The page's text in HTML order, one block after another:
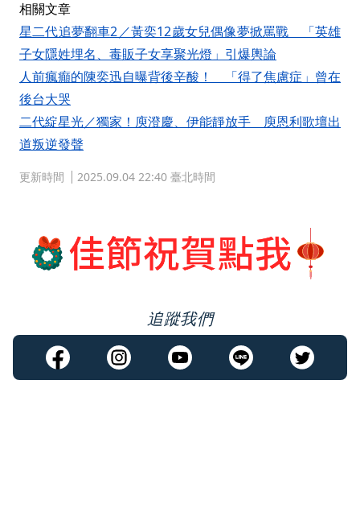
相關文章
星二代追夢翻車2／黃奕12歲女兒偶像夢掀罵戰 「英雄
子女隱姓埋名、毒販子女享聚光燈」引爆輿論
人前瘋癲的陳奕迅自曝背後辛酸！ 「得了焦慮症」曾在
後台大哭
二代綻星光／獨家！庾澄慶、伊能靜放手 庾恩利歌壇出
道叛逆發聲
更新時間 2025.09.04 22:40 臺北時間
追蹤我們